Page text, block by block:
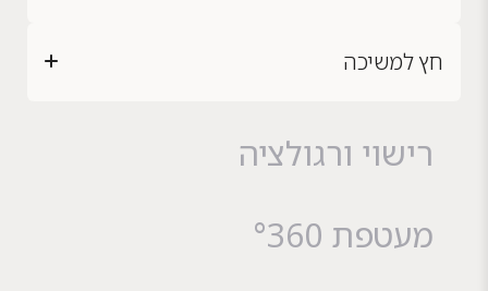
רישוי ורגולציה
מעטפת °360
חץ למשיכה